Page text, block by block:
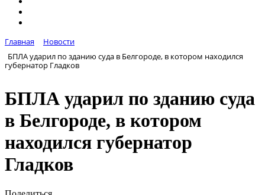
Главная
Новости
БПЛА ударил по зданию суда в Белгороде, в котором находился
губернатор Гладков
БПЛА ударил по зданию суда
в Белгороде, в котором
находился губернатор
Гладков